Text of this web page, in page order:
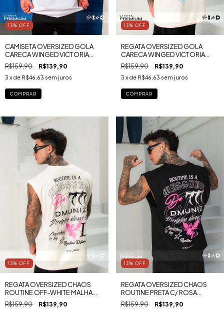
13% OFF
CAMISETA OVERSIZED GOLA
CARECA WINGED VICTORIA
MALHA PREMIUM RUGBY
R$159,90 R$139,90
3 x de R$46,63 sem juros
COMPRAR
13% OFF
REGATA OVERSIZED GOLA
CARECA WINGED VICTORIA
MALHA PREMIUM RUGBY
R$159,90 R$139,90
3 x de R$46,63 sem juros
COMPRAR
13% OFF
REGATA OVERSIZED CHAOS
ROUTINE OFF-WHITE MALHA
PREMIUM RUGBY
R$159,90 R$139,90
13% OFF
REGATA OVERSIZED CHAOS
ROUTINE PRETA C/ ROSA
MALHA PREMIUM RUGBY
R$159,90 R$139,90